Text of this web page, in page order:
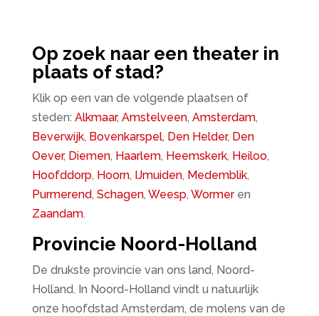
Op zoek naar een theater in
plaats of stad?
Klik op een van de volgende plaatsen of
steden: Alkmaar, Amstelveen, Amsterdam,
Beverwijk, Bovenkarspel, Den Helder, Den
Oever, Diemen, Haarlem, Heemskerk, Heiloo,
Hoofddorp, Hoorn, IJmuiden, Medemblik,
Purmerend, Schagen, Weesp, Wormeren
Zaandam.
Provincie Noord-Holland
De drukste provincie van ons land, Noord-
Holland. In Noord-Holland vindt u natuurlijk
onze hoofdstad Amsterdam, de molens van de